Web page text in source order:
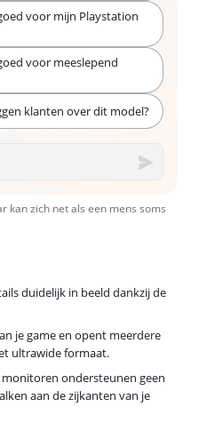
voor mijn Playstation
voor meeslepend
klanten over dit model?
kan zich net als een mens soms
duidelijk in beeld dankzij de
je game en opent meerdere
ultrawide formaat.
ondersteunen geen
aan de zijkanten van je